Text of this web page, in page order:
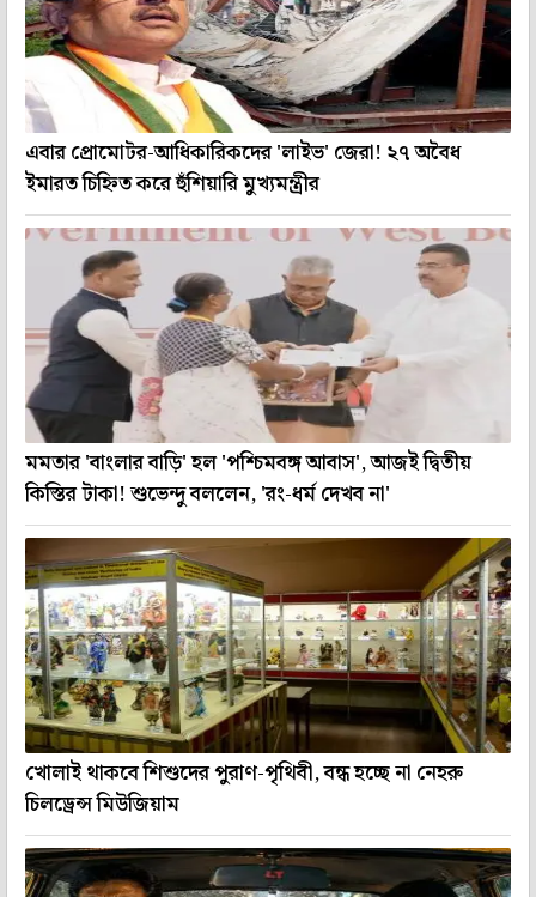
এবার প্রোমোটর-আধিকারিকদের 'লাইভ' জেরা! ২৭ অবৈধ
ইমারত চিহ্নিত করে হুঁশিয়ারি মুখ্যমন্ত্রীর
মমতার 'বাংলার বাড়ি' হল 'পশ্চিমবঙ্গ আবাস', আজই দ্বিতীয়
কিস্তির টাকা! শুভেন্দু বললেন, 'রং-ধর্ম দেখব না'
খোলাই থাকবে শিশুদের পুরাণ-পৃথিবী, বন্ধ হচ্ছে না নেহরু
চিলড্রেন্স মিউজিয়াম